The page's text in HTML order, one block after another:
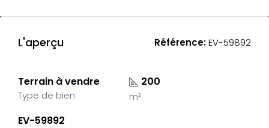
L'aperçu Référence:EV-59892
Terrain à vendre
Type de bien
200
m²
EV-59892